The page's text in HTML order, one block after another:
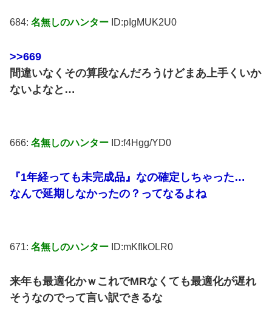
684: 名無しのハンター ID:pIgMUK2U0
>>669
間違いなくその算段なんだろうけどまあ上手くいか
ないよなと…
666: 名無しのハンター ID:f4Hgg/YD0
『1年経っても未完成品』なの確定しちゃった…
なんで延期しなかったの？ってなるよね
671: 名無しのハンター ID:mKfIkOLR0
来年も最適化かｗこれでMRなくても最適化が遅れ
そうなのでって言い訳できるな